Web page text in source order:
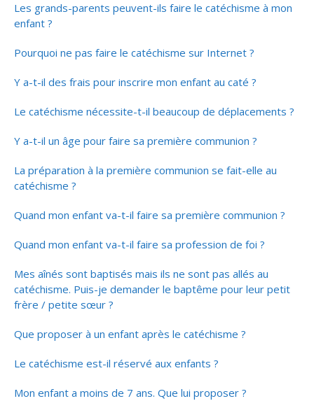
Les grands-parents peuvent-ils faire le catéchisme à mon
enfant ?
Pourquoi ne pas faire le catéchisme sur Internet ?
Y a-t-il des frais pour inscrire mon enfant au caté ?
Le catéchisme nécessite-t-il beaucoup de déplacements ?
Y a-t-il un âge pour faire sa première communion ?
La préparation à la première communion se fait-elle au
catéchisme ?
Quand mon enfant va-t-il faire sa première communion ?
Quand mon enfant va-t-il faire sa profession de foi ?
Mes aînés sont baptisés mais ils ne sont pas allés au
catéchisme. Puis-je demander le baptême pour leur petit
frère / petite sœur ?
Que proposer à un enfant après le catéchisme ?
Le catéchisme est-il réservé aux enfants ?
Mon enfant a moins de 7 ans. Que lui proposer ?